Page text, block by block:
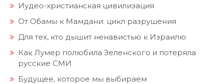
Иудео-христианская цивилизация
От Обамы к Мамдани: цикл разрушения
Для тех, кто дышит ненавистью к Израилю
Как Лумер полюбила Зеленского и потеряла
русские СМИ
Будущее, которое мы выбираем